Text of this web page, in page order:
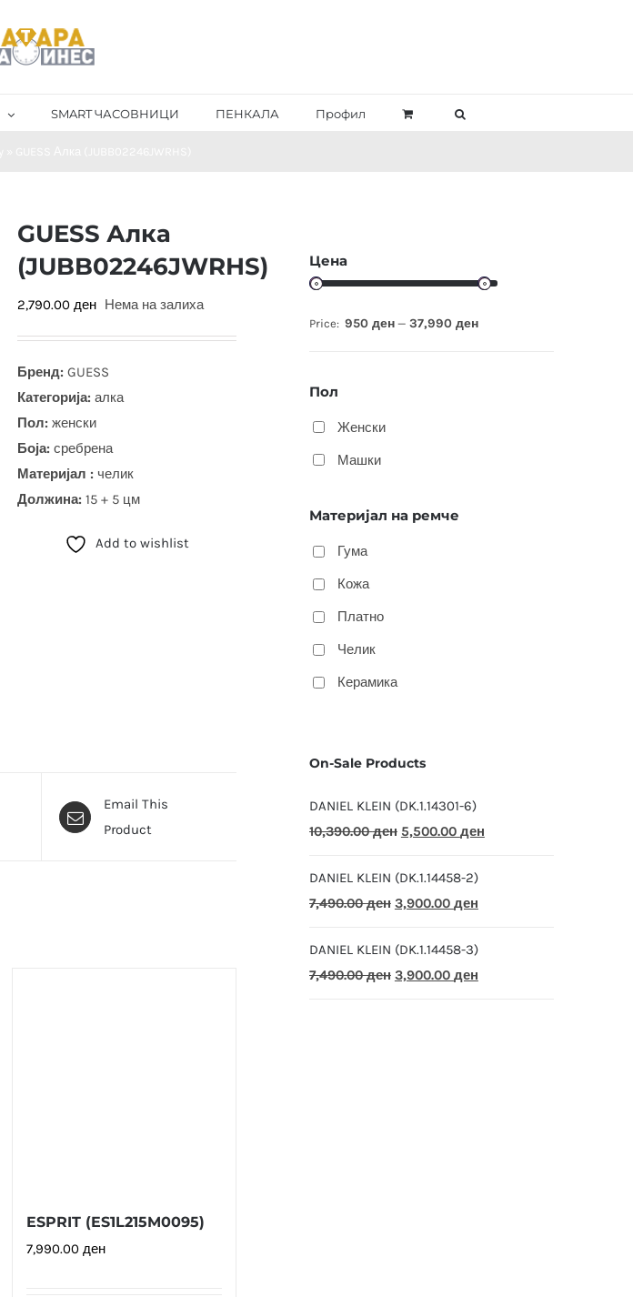
SMART ЧАСОВНИЦИ ПЕНКАЛА Профил
GUESS Алка
(JUBB02246JWRHS)
2,790.00 ден Нема на залиха
Бренд: GUESS
Категорија: алка
Пол: женски
Боја: сребрена
Материјал : челик
Должина: 15 + 5 цм
Add to wishlist
Email This
Product
ESPRIT (ES1L215M0095)
7,990.00 ден
Цена
Price: 950 ден— 37,990 ден
Пол
Женски
Машки
Материјал на ремче
Гума
Кожа
Платно
Челик
Керамика
On-Sale Products
DANIEL KLEIN (DK.1.14301-6)
10,390.00ден Original
was:
10,390.00 ден.
5,500.00 денCurrent
DANIEL KLEIN (DK.1.14458-2)
7,490.00ден Original
was:
7,490.00 ден.
3,900.00 денCurrent
is:
3,900.00 ден.
DANIEL KLEIN (DK.1.14458-3)
7,490.00ден Original
3,900.00 денCurrent